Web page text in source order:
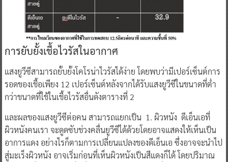
การยับยั้งเชื้อไวรัสในอากาศ
แสงยูวีซีสามารถยั้บยั้งโคโรน่าไวรัสได้ง่าย โดยพบว่ามีเปอร์เซ็นต์การ
รอดของเชื้อเพียง 12 เปอร์เซ็นต์หลังจากได้รับแสงยูวีซีในขนาดที่ต่ำ
กว่าขนาดที่ใช้ในเชื้อไวรัสอื่นดังตารางที่ 2
และผลของแสงยูวีซีต่อคน สามารถแยกเป็น 1. ผิวหนัง ดีเอ็นเอที่
ผิวหนังคนเรา จะดูดซับช่วงคลื่นยูวีซีได้ด้วยโดยอาจแสดงให้เห็นเป็น
อาการแดง อย่างไรก็ตามการเปลี่ยนแปลงของดีเอ็นเอ ซึ่งอาจจะนำไป
สู่มะเร็งผิวหนัง อาจเริ่มก่อนที่เห็นผิวหนังเป็นสีแดงก็ได้ โดยปริมาณ